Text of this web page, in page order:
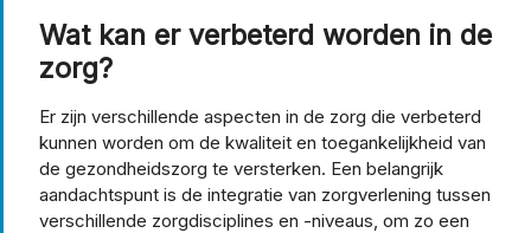
Wat kan er verbeterd worden in de
zorg?
Er zijn verschillende aspecten in de zorg die verbeterd
kunnen worden om de kwaliteit en toegankelijkheid van
de gezondheidszorg te versterken. Een belangrijk
aandachtspunt is de integratie van zorgverlening tussen
verschillende zorgdisciplines en -niveaus, om zo een